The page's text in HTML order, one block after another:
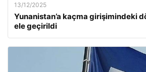
13/12/2025
Yunanistan’a kaçma girişimindeki
ele geçirildi